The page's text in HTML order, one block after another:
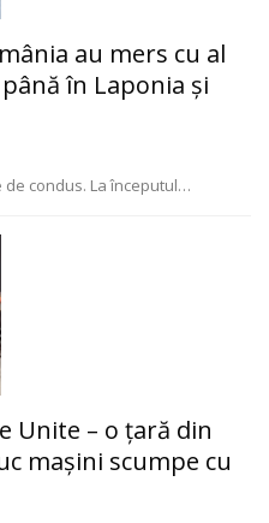
au mers cu al
în Laponia și
de condus. La începutul…
Unite – o țară din
mașini scumpe cu